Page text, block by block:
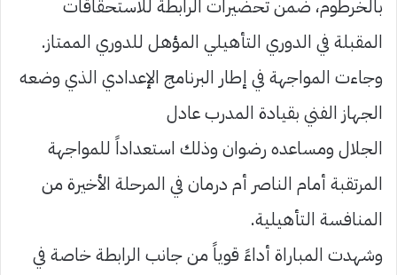
بالخرطوم، ضمن تحضيرات الرابطة للاستحقاقات
المقبلة في الدوري التأهيلي المؤهل للدوري الممتاز.
وجاءت المواجهة في إطار البرنامج الإعدادي الذي وضعه
الجهاز الفني بقيادة المدرب عادل
الجلال ومساعده رضوان وذلك استعداداً للمواجهة
المرتقبة أمام الناصر أم درمان في المرحلة الأخيرة من
المنافسة التأهيلية.
وشهدت المباراة أداءً قوياً من جانب الرابطة خاصة في